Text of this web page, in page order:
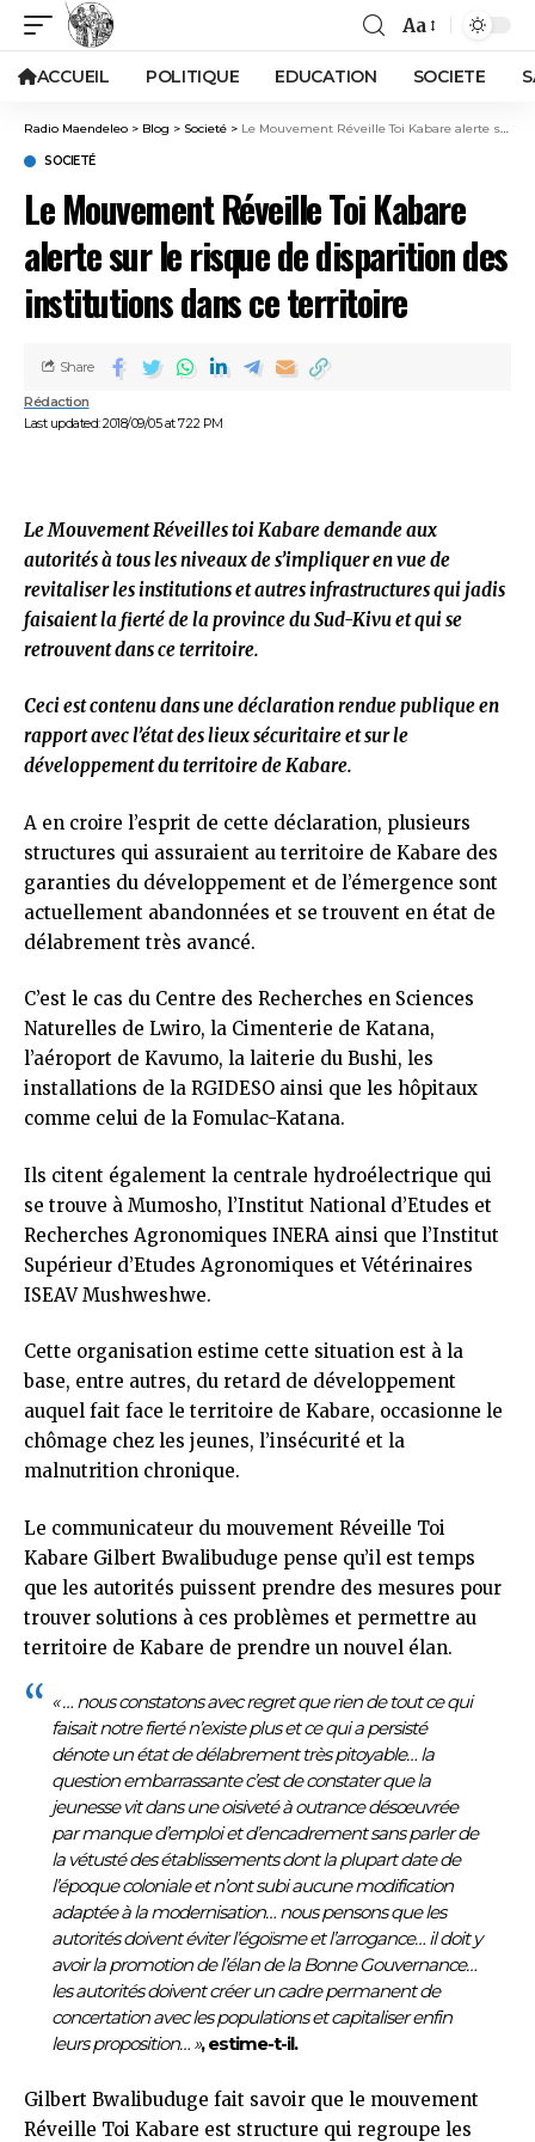
Aa
ACCUEIL POLITIQUE EDUCATION SOCIETE
Radio Maendeleo > Blog > Societé > Le Mouvement Réveille Toi Kabare alerte sur le risque de disparition des institutions dans ce territoire
SOCIETÉ
Le Mouvement Réveille Toi Kabare
alerte sur le risque de disparition des
institutions dans ce territoire
Last updated: 2018/09/05 at 7:22 PM
Rédaction
Share
Le Mouvement Réveilles toi Kabare demande aux
autorités à tous les niveaux de s’impliquer en vue de
revitaliser les institutions et autres infrastructures qui jadis
faisaient la fierté de la province du Sud-Kivu et qui se
retrouvent dans ce territoire.
Ceci est contenu dans une déclaration rendue publique en
rapport avec l’état des lieux sécuritaire et sur le
développement du territoire de Kabare.
A en croire l’esprit de cette déclaration, plusieurs
structures qui assuraient au territoire de Kabare des
garanties du développement et de l’émergence sont
actuellement abandonnées et se trouvent en état de
délabrement très avancé.
C’est le cas du Centre des Recherches en Sciences
Naturelles de Lwiro, la Cimenterie de Katana,
l’aéroport de Kavumo, la laiterie du Bushi, les
installations de la RGIDESO ainsi que les hôpitaux
comme celui de la Fomulac-Katana.
Ils citent également la centrale hydroélectrique qui
se trouve à Mumosho, l’Institut National d’Etudes et
Recherches Agronomiques INERA ainsi que l’Institut
Supérieur d’Etudes Agronomiques et Vétérinaires
ISEAV Mushweshwe.
Cette organisation estime cette situation est à la
base, entre autres, du retard de développement
auquel fait face le territoire de Kabare, occasionne le
chômage chez les jeunes, l’insécurité et la
malnutrition chronique.
Le communicateur du mouvement Réveille Toi
Kabare Gilbert Bwalibuduge pense qu’il est temps
que les autorités puissent prendre des mesures pour
trouver solutions à ces problèmes et permettre au
territoire de Kabare de prendre un nouvel élan.
« … nous constatons avec regret que rien de tout ce qui
faisait notre fierté n’existe plus et ce qui a persisté
dénote un état de délabrement très pitoyable… la
question embarrassante c’est de constater que la
jeunesse vit dans une oisiveté à outrance désœuvrée
par manque d’emploi et d’encadrement sans parler de
la vétusté des établissements dont la plupart date de
l’époque coloniale et n’ont subi aucune modification
adaptée à la modernisation… nous pensons que les
autorités doivent éviter l’égoïsme et l’arrogance… il doit y
avoir la promotion de l’élan de la Bonne Gouvernance…
les autorités doivent créer un cadre permanent de
concertation avec les populations et capitaliser enfin
leurs proposition… », estime-t-il.
Gilbert Bwalibuduge fait savoir que le mouvement
Réveille Toi Kabare est structure qui regroupe les